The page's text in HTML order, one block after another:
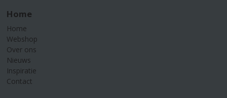
Home
Home
Webshop
Over ons
Nieuws
Inspiratie
Contact